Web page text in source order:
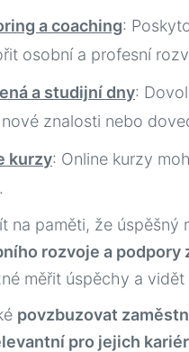
a coaching:
osobní a profesní
a studijní dny:
znalosti nebo
kurzy: Online kurzy
na paměti, že
rozvoje a podpory
měřit úspěchy a vidět
povzbuzovat
pro jejich